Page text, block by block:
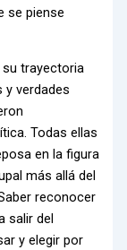
se piense
su trayectoria
y verdades
Todas ellas
en la figura
más allá del
reconocer
salir del
y elegir por